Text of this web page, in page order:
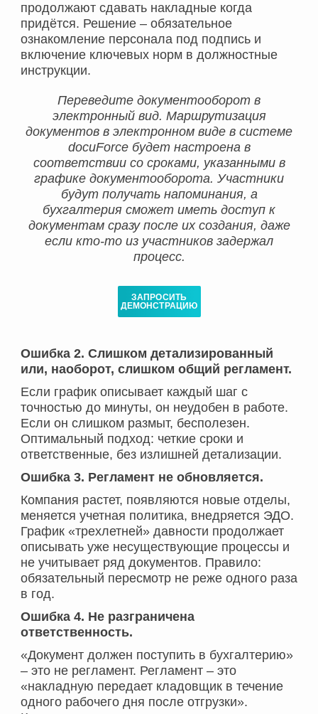
продолжают сдавать накладные когда
придётся. Решение – обязательное
ознакомление персонала под подпись и
включение ключевых норм в должностные
инструкции.
Переведите документооборот в
электронный вид. Маршрутизация
документов в электронном виде в системе
docuForce будет настроена в
соответствии со сроками, указанными в
графике документооборота. Участники
будут получать напоминания, а
бухгалтерия сможет иметь доступ к
документам сразу после их создания, даже
если кто-то из участников задержал
процесс.
ЗАПРОСИТЬ
ДЕМОНСТРАЦИЮ
Ошибка 2. Слишком детализированный
или, наоборот, слишком общий регламент.
Если график описывает каждый шаг с
точностью до минуты, он неудобен в работе.
Если он слишком размыт, бесполезен.
Оптимальный подход: четкие сроки и
ответственные, без излишней детализации.
Ошибка 3. Регламент не обновляется.
Компания растет, появляются новые отделы,
меняется учетная политика, внедряется ЭДО.
График «трехлетней» давности продолжает
описывать уже несуществующие процессы и
не учитывает ряд документов. Правило:
обязательный пересмотр не реже одного раза
в год.
Ошибка 4. Не разграничена
ответственность.
«Документ должен поступить в бухгалтерию»
– это не регламент. Регламент – это
«накладную передает кладовщик в течение
одного рабочего дня после отгрузки».